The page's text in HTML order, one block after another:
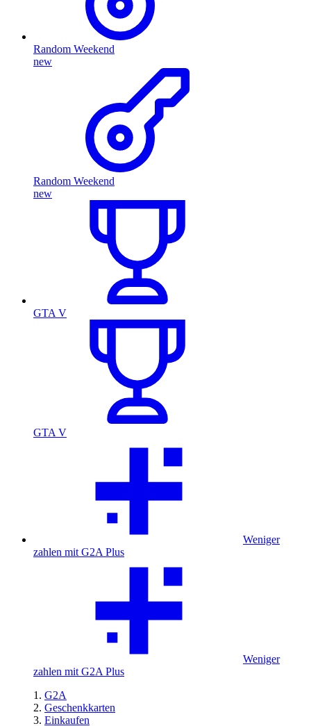
Random Weekend
new
Random Weekend
new
GTA V
GTA V
Weniger
zahlen mit G2A Plus
Weniger
zahlen mit G2A Plus
G2A
Geschenkkarten
Einkaufen